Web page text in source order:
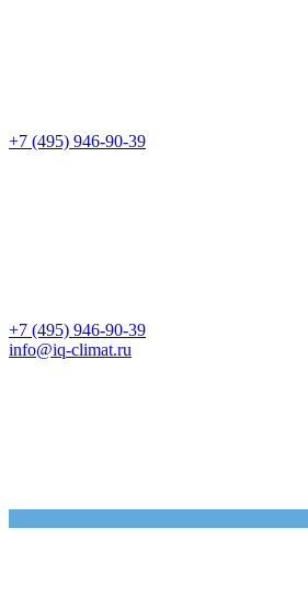
+7 (495) 946-90-39
+7 (495) 946-90-39
info@iq-climat.ru